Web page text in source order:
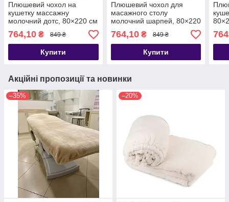
Плюшевий чохол на
кушетку массажну
молочний дотс, 80×220 см
764,10 ₴ 849 ₴
Купити
Плюшевий чохол для
масажного столу
молочний шарпей, 80×220
см
764,10₴ 849 ₴
Купити
Акційні пропозиції та новинки
–35% –20%